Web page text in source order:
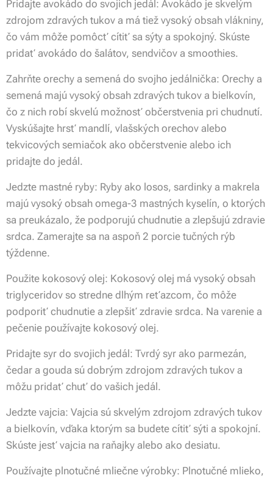
Pridajte avokádo do svojich jedál: Avokádo je skvelým
zdrojom zdravých tukov a má tiež vysoký obsah vlákniny,
čo vám môže pomôcť cítiť sa sýty a spokojný. Skúste
pridať avokádo do šalátov, sendvičov a smoothies.
Zahrňte orechy a semená do svojho jedálnička: Orechy a
semená majú vysoký obsah zdravých tukov a bielkovín,
čo z nich robí skvelú možnosť občerstvenia pri chudnutí.
Vyskúšajte hrsť mandlí, vlašských orechov alebo
tekvicových semiačok ako občerstvenie alebo ich
pridajte do jedál.
Jedzte mastné ryby: Ryby ako losos, sardinky a makrela
majú vysoký obsah omega-3 mastných kyselín, o ktorých
sa preukázalo, že podporujú chudnutie a zlepšujú zdravie
srdca. Zamerajte sa na aspoň 2 porcie tučných rýb
týždenne.
Použite kokosový olej: Kokosový olej má vysoký obsah
triglyceridov so stredne dlhým reťazcom, čo môže
podporiť chudnutie a zlepšiť zdravie srdca. Na varenie a
pečenie používajte kokosový olej.
Pridajte syr do svojich jedál: Tvrdý syr ako parmezán,
čedar a gouda sú dobrým zdrojom zdravých tukov a
môžu pridať chuť do vašich jedál.
Jedzte vajcia: Vajcia sú skvelým zdrojom zdravých tukov
a bielkovín, vďaka ktorým sa budete cítiť sýti a spokojní.
Skúste jesť vajcia na raňajky alebo ako desiatu.
Používajte plnotučné mliečne výrobky: Plnotučné mlieko,